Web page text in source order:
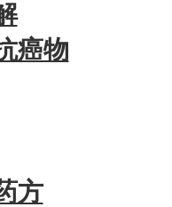
癌物
方